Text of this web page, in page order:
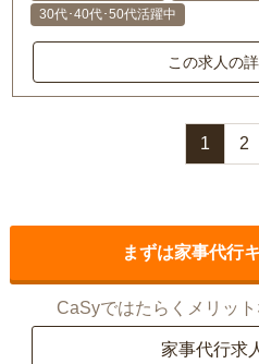
30代･40代･50代活躍中
この求人の
1 2
まずは家事代行
CaSyではたらくメリッ
家事代行求